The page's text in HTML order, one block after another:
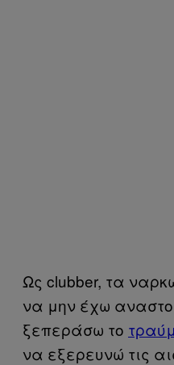
Ως clubber, τα
να μην έχω
ξεπεράσω το
να εξερευνώ τις